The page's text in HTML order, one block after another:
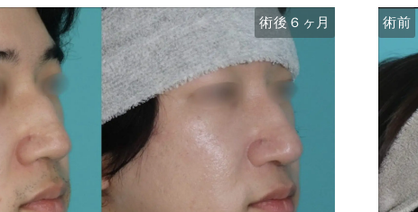
テーゼにて、鼻筋が鼻先にかけて自然だけどし
なるように調整しました。
も行い、鼻筋のラインをスッキリとさせまし
とでACRが整い、鼻唇角がマイルドになることで
善しました。
ご注意下さい。 カウンセリングにて診察させて
の方一人一人の状態をふまえて、治療法をご提術後６ヶ月術後１ヶ月 術前